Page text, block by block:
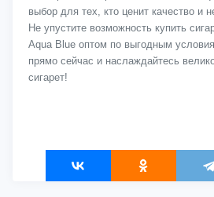
выбор для тех, кто ценит качество и
Не упустите возможность купить
Aqua Blue оптом по выгодным
прямо сейчас и наслаждайтесь
сигарет!